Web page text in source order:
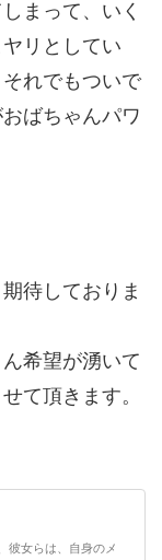
まって、いく
リとしてい
れでもついで
ばちゃんパワ
待しておりま
希望が湧いて
て頂きます。
彼女らは、自身のメ